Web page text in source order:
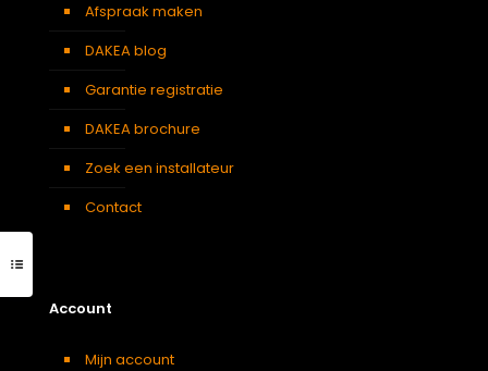
Afspraak maken
DAKEA blog
Garantie registratie
DAKEA brochure
Zoek een installateur
Contact
Account
Mijn account